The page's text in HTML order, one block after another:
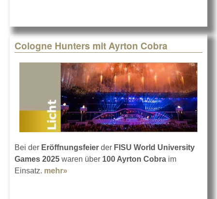
Cologne Hunters mit Ayrton Cobra
Bei der Eröffnungsfeier der FISU World University
Games 2025 waren über 100 Ayrton Cobra im
Einsatz. mehr»